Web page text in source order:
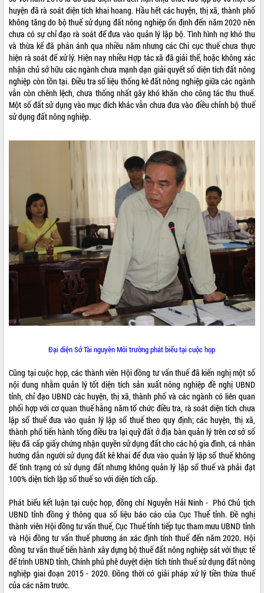
UBND tỉnh Đắk Lắk triển khai nhiệm
vụ 6 tháng cuối năm 2026
Kỳ họp thứ Hai, Hội đồng nhân dân
tỉnh khóa XI quyết nghị nhiều nội dung
quan trọng
Bí thư Tỉnh ủy Lương Nguyễn Minh
Triết thăm, tặng quà người có công với
cách mạng
Rà soát, hoàn thiện hệ thống thiết chế
văn hóa, thể thao đáp ứng yêu cầu
Thường trực HĐND tỉnh Đắk Lắk gặp
Lễ truy điệu và an táng hài cốt liệt sĩ
tại Nghĩa trang Liệt sĩ xã Sơn Hòa
Bàn giải pháp tháo gỡ khó khăn trong
xuất khẩu sầu riêng và triển khai quy
định EUDR
Thứ trưởng Bộ Nông nghiệp và Môi
trường Nguyễn Hoàng Hiệp khảo sát
vùng trồng và doanh nghiệp đóng gói
sầu riêng tại Đắk Lắk
Trình diễn nghệ thuật chế biến các
món ăn từ sầu riêng
Đắk Lắk công bố Quy hoạch và xúc
Ngành cá ngừ Đắk Lắk chủ động thích
Diễn đàn Kinh tế tư nhân Việt Nam đột
phá cơ chế - Hợp tác công tư
Đề án 06 tạo bước ngoặt đột phá trong
cải cách hành chính tỉnh Đắk Lắk
Kết nối tour, đẩy mạnh chuyển đổi số
để phát triển du lịch Đắk Lắk
Khởi động Dự án Đầu tư xây dựng hạ
tầng kỹ thuật Cụm công nghiệp Tân
Tiến
Gặp mặt các cơ quan báo chí nhân Kỷ
niệm 101 năm Ngày Báo chí Cách
mạng Việt Nam
Đắk Lắk sơ kết 4 năm triển khai thực
hiện Đề án 06 của Chính phủ
Họp báo thông tin về Hội nghị Công bố
Quy hoạch và Xúc tiến đầu tư tỉnh Đắk
Lắk
LIÊN KẾT WEB
THỐNG KÊ TRUY CẬP
huyện đã rà soát diện tích khai hoang. Hầu hết các huyện, thị xã, thành phố
không tăng do bộ thuế sử dụng đất nông nghiệp ổn định đến năm 2020 nên
chưa có sự chỉ đạo rà soát để đưa vào quản lý lập bộ. Tình hình nợ khó thu
và thừa kế đã phản ánh qua nhiều năm nhưng các Chi cục thuế chưa thực
hiện rà soát để xử lý. Hiện nay nhiều Hợp tác xã đã giải thể, hoặc không xác
nhận chủ sở hữu các ngành chưa mạnh dạn giải quyết số diện tích đất nông
nghiệp còn tồn tại. Điều tra số liệu thống kê đất nông nghiệp giữa các ngành
vẫn còn chênh lệch, chưa thống nhất gây khó khăn cho công tác thu thuế.
Một số đất sử dụng vào mục đích khác vẫn chưa đưa vào điều chỉnh bộ thuế
sử dụng đất nông nghiệp.
Đại diện Sở Tài nguyên Môi trường phát biểu tại cuộc họp
Cũng tại cuộc họp, các thành viên Hội đồng tư vấn thuế đã kiến nghị một số
nội dung nhằm quản lý tốt diện tích sản xuất nông nghiệp đề nghị UBND
tỉnh, chỉ đạo UBND các huyện, thị xã, thành phố và các ngành có liên quan
phối hợp với cơ quan thuế hằng năm tổ chức điều tra, rà soát diện tích chưa
lập sổ thuế đưa vào quản lý lập sổ thuế theo quy định; các huyện, thị xã,
thành phố tiến hành tổng điều tra lại quỹ đất ở địa bàn quản lý trên cơ sở số
liệu đã cấp giấy chứng nhận quyền sử dụng đất cho các hộ gia đình, cá nhân
hướng dẫn người sử dụng đất kê khai để đưa vào quản lý lập sổ thuế không
để tình trạng có sử dụng đất nhưng không quản lý lập sổ thuế và phải đạt
100% diện tích lập sổ thuế so với diện tích cấp.
Phát biểu kết luận tại cuộc họp, đồng chí Nguyễn Hải Ninh - Phó Chủ tịch
UBND tỉnh đồng ý thông qua số liệu báo cáo của Cục Thuế tỉnh. Đề nghị
thành viên Hội đồng tư vấn thuế, Cục Thuế tỉnh tiếp tục tham mưu UBND tỉnh
và Hội đồng tư vấn thuế phương án xác định tính thuế đến năm 2020. Hội
đồng tư vấn thuế tiến hành xây dựng bộ thuế đất nông nghiệp sát với thực tế
để trình UBND tỉnh, Chính phủ phê duyệt diện tích tính thuế sử dụng đất nông
nghiệp giai đoạn 2015 - 2020. Đồng thời có giải pháp xử lý tiền thừa thuế
của các năm trước.